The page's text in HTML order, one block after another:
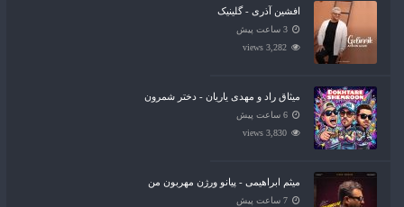
افشین آذری - گلینیک
3 ساعت پیش
3,282 views
میثاق راد و مهدی یاریان - دختر شمرون
6 ساعت پیش
3,830 views
میثم ابراهیمی - پیانو ورژن مهربون من
7 ساعت پیش